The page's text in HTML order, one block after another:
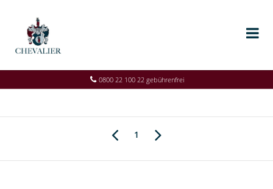
0800 22 100 22 gebührenfrei
1